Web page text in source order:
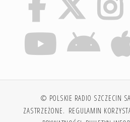
© POLSKIE RADIO SZCZECIN
ZASTRZEŻONE. REGULAMIN